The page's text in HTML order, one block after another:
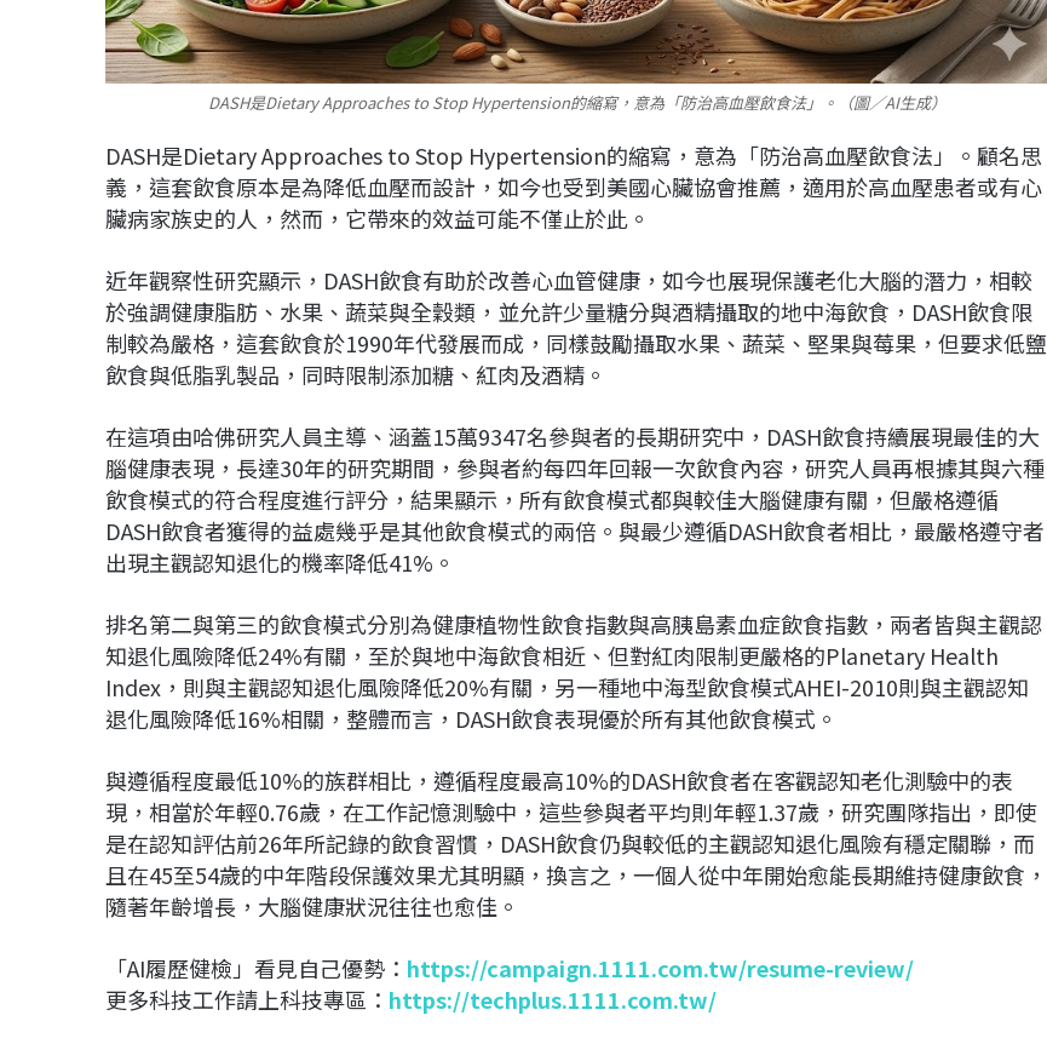
DASH是Dietary Approaches to Stop Hypertension的縮寫，意為「防治高血壓飲食法」。（圖／AI生成）
DASH是Dietary Approaches to Stop Hypertension的縮寫，意為「防治高血壓飲食法」。顧名思
義，這套飲食原本是為降低血壓而設計，如今也受到美國心臟協會推薦，適用於高血壓患者或有心
臟病家族史的人，然而，它帶來的效益可能不僅止於此。
近年觀察性研究顯示，DASH飲食有助於改善心血管健康，如今也展現保護老化大腦的潛力，相較
於強調健康脂肪、水果、蔬菜與全穀類，並允許少量糖分與酒精攝取的地中海飲食，DASH飲食限
制較為嚴格，這套飲食於1990年代發展而成，同樣鼓勵攝取水果、蔬菜、堅果與莓果，但要求低鹽
飲食與低脂乳製品，同時限制添加糖、紅肉及酒精。
在這項由哈佛研究人員主導、涵蓋15萬9347名參與者的長期研究中，DASH飲食持續展現最佳的大
腦健康表現，長達30年的研究期間，參與者約每四年回報一次飲食內容，研究人員再根據其與六種
飲食模式的符合程度進行評分，結果顯示，所有飲食模式都與較佳大腦健康有關，但嚴格遵循
DASH飲食者獲得的益處幾乎是其他飲食模式的兩倍。與最少遵循DASH飲食者相比，最嚴格遵守者
出現主觀認知退化的機率降低41%。
排名第二與第三的飲食模式分別為健康植物性飲食指數與高胰島素血症飲食指數，兩者皆與主觀認
知退化風險降低24%有關，至於與地中海飲食相近、但對紅肉限制更嚴格的Planetary Health
Index，則與主觀認知退化風險降低20%有關，另一種地中海型飲食模式AHEI-2010則與主觀認知
退化風險降低16%相關，整體而言，DASH飲食表現優於所有其他飲食模式。
與遵循程度最低10%的族群相比，遵循程度最高10%的DASH飲食者在客觀認知老化測驗中的表
現，相當於年輕0.76歲，在工作記憶測驗中，這些參與者平均則年輕1.37歲，研究團隊指出，即使
是在認知評估前26年所記錄的飲食習慣，DASH飲食仍與較低的主觀認知退化風險有穩定關聯，而
且在45至54歲的中年階段保護效果尤其明顯，換言之，一個人從中年開始愈能長期維持健康飲食，
隨著年齡增長，大腦健康狀況往往也愈佳。
「AI履歷健檢」看見自己優勢： https://campaign.1111.com.tw/resume-review/
更多科技工作請上科技專區： https://techplus.1111.com.tw/